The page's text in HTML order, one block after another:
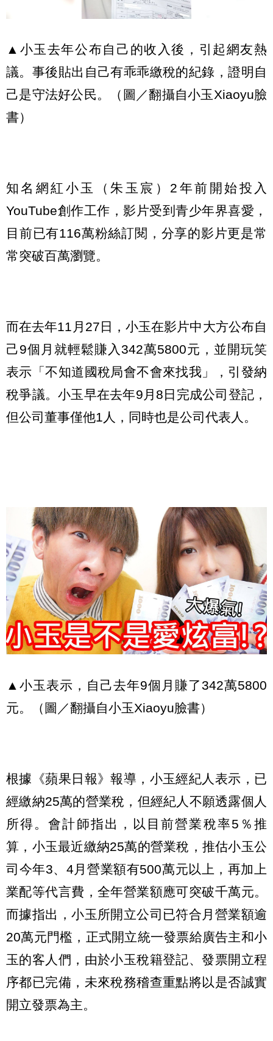
▲小玉去年公布自己的收入後，引起網友熱
議。事後貼出自己有乖乖繳稅的紀錄，證明自
己是守法好公民。（圖／翻攝自小玉Xiaoyu臉
書）
知名網紅小玉（朱玉宸）2年前開始投入
YouTube創作工作，影片受到青少年界喜愛，
目前已有116萬粉絲訂閱，分享的影片更是常
常突破百萬瀏覽。
而在去年11月27日，小玉在影片中大方公布自
己9個月就輕鬆賺入342萬5800元，並開玩笑
表示「不知道國稅局會不會來找我」，引發納
稅爭議。小玉早在去年9月8日完成公司登記，
但公司董事僅他1人，同時也是公司代表人。
▲小玉表示，自己去年9個月賺了342萬5800
元。（圖／翻攝自小玉Xiaoyu臉書）
根據《蘋果日報》報導，小玉經紀人表示，已
經繳納25萬的營業稅，但經紀人不願透露個人
所得。會計師指出，以目前營業稅率5％推
算，小玉最近繳納25萬的營業稅，推估小玉公
司今年3、4月營業額有500萬元以上，再加上
業配等代言費，全年營業額應可突破千萬元。
而據指出，小玉所開立公司已符合月營業額逾
20萬元門檻，正式開立統一發票給廣告主和小
玉的客人們，由於小玉稅籍登記、發票開立程
序都已完備，未來稅務稽查重點將以是否誠實
開立發票為主。